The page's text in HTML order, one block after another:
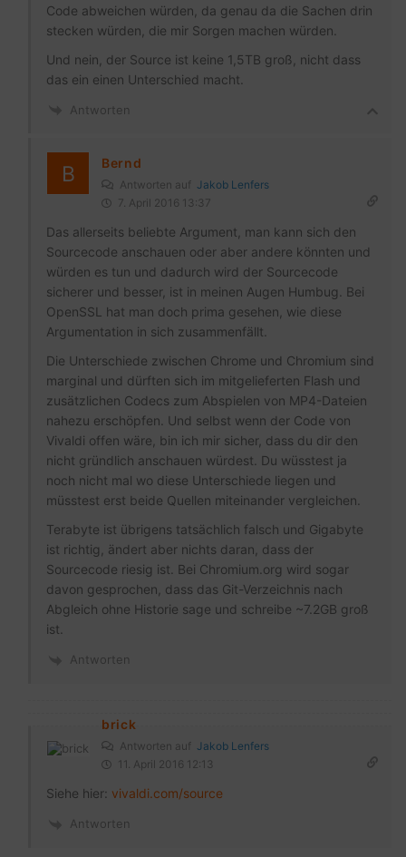
Code abweichen würden, da genau da die Sachen drin
stecken würden, die mir Sorgen machen würden.
Und nein, der Source ist keine 1,5TB groß, nicht dass
das ein einen Unterschied macht.
Antworten
Bernd
Antworten auf Jakob Lenfers
7. April 2016 13:37
Das allerseits beliebte Argument, man kann sich den
Sourcecode anschauen oder aber andere könnten und
würden es tun und dadurch wird der Sourcecode
sicherer und besser, ist in meinen Augen Humbug. Bei
OpenSSL hat man doch prima gesehen, wie diese
Argumentation in sich zusammenfällt.
Die Unterschiede zwischen Chrome und Chromium sind
marginal und dürften sich im mitgelieferten Flash und
zusätzlichen Codecs zum Abspielen von MP4-Dateien
nahezu erschöpfen. Und selbst wenn der Code von
Vivaldi offen wäre, bin ich mir sicher, dass du dir den
nicht gründlich anschauen würdest. Du wüsstest ja
noch nicht mal wo diese Unterschiede liegen und
müsstest erst beide Quellen miteinander vergleichen.
Terabyte ist übrigens tatsächlich falsch und Gigabyte
ist richtig, ändert aber nichts daran, dass der
Sourcecode riesig ist. Bei Chromium.org wird sogar
davon gesprochen, dass das Git-Verzeichnis nach
Abgleich ohne Historie sage und schreibe ~7.2GB groß
ist.
Antworten
brick
Antworten auf Jakob Lenfers
11. April 2016 12:13
Siehe hier: vivaldi.com/source
Antworten